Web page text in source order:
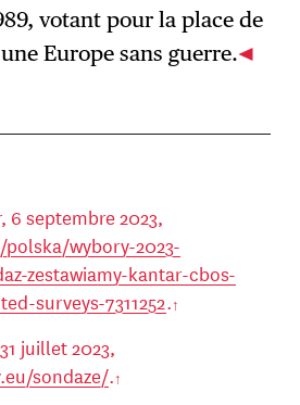
votant pour la place de
Europe sans guerre.
6 septembre 2023,
wybory-2023-
zestawiamy-kantar-cbos-
surveys-7311252.
juillet 2023,
sondaze/.